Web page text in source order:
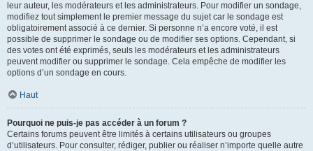
leur auteur, les modérateurs et les administrateurs. Pour modifier un sondage,
modifiez tout simplement le premier message du sujet car le sondage est
obligatoirement associé à ce dernier. Si personne n’a encore voté, il est
possible de supprimer le sondage ou de modifier ses options. Cependant, si
des votes ont été exprimés, seuls les modérateurs et les administrateurs
peuvent modifier ou supprimer le sondage. Cela empêche de modifier les
options d’un sondage en cours.
Haut
Pourquoi ne puis-je pas accéder à un forum ?
Certains forums peuvent être limités à certains utilisateurs ou groupes
d’utilisateurs. Pour consulter, rédiger, publier ou réaliser n’importe quelle autre